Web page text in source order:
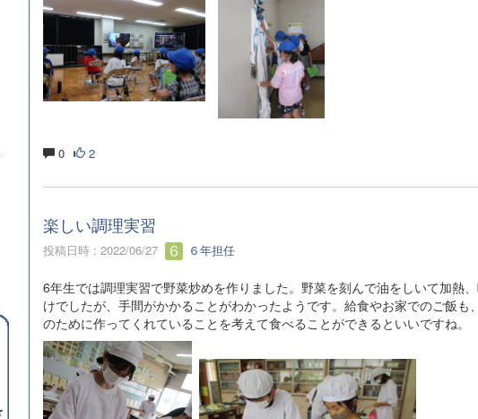
0 2
楽しい調理実習
投稿日時 : 2022/06/27 ６年担任
6年生では調理実習で野菜炒めを作りました。野菜を刻んで油をしいて加熱
けでしたが、手間がかかることがわかったようです。給食やお家でのご飯も
のために作ってくれていることを考えて食べることができるといいですね。